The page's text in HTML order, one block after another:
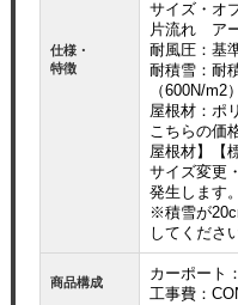
仕様・
特徴
サイズ・オ
片流れ ア
耐風圧：基
耐積雪：耐
（600N/m2）
屋根材：ポ
こちらの価
屋根材】【
サイズ変更
発生します。
※積雪が
してくださ
商品構成
カーポート
工事費：